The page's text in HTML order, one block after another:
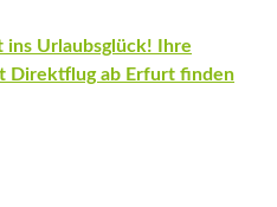
Urlaubsglück! Ihre
Direktflug ab Erfurt finden